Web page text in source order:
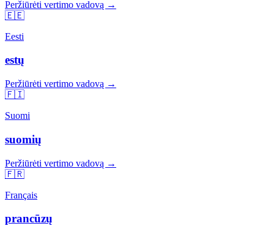
Peržiūrėti vertimo vadovą →
🇪🇪
Eesti
estų
Peržiūrėti vertimo vadovą →
🇫🇮
Suomi
suomių
Peržiūrėti vertimo vadovą →
🇫🇷
Français
prancūzų